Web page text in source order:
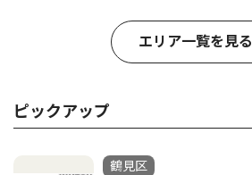
エリア一覧を見る
ピックアップ
鶴見区